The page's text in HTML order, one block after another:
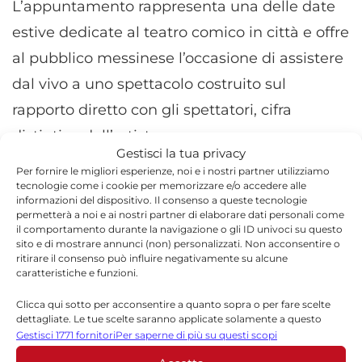
Gestisci la tua privacy
Per fornire le migliori esperienze, noi e i nostri partner utilizziamo
tecnologie come i cookie per memorizzare e/o accedere alle
informazioni del dispositivo. Il consenso a queste tecnologie
permetterà a noi e ai nostri partner di elaborare dati personali come
il comportamento durante la navigazione o gli ID univoci su questo
sito e di mostrare annunci (non) personalizzati. Non acconsentire o
ritirare il consenso può influire negativamente su alcune
caratteristiche e funzioni.
Clicca qui sotto per acconsentire a quanto sopra o per fare scelte
dettagliate. Le tue scelte saranno applicate solamente a questo
sito. È possibile modificare le impostazioni in qualsiasi momento,
compreso il ritiro del consenso, utilizzando i pulsanti della Cookie
Gestisci 1771 fornitoriPer saperne di più su questi scopi
L’appuntamento rappresenta una delle date
estive dedicate al teatro comico in città e offre
al pubblico messinese l’occasione di assistere
dal vivo a uno spettacolo costruito sul
rapporto diretto con gli spettatori, cifra
distintiva dell’artista romano.
TORNA IN SICILIA